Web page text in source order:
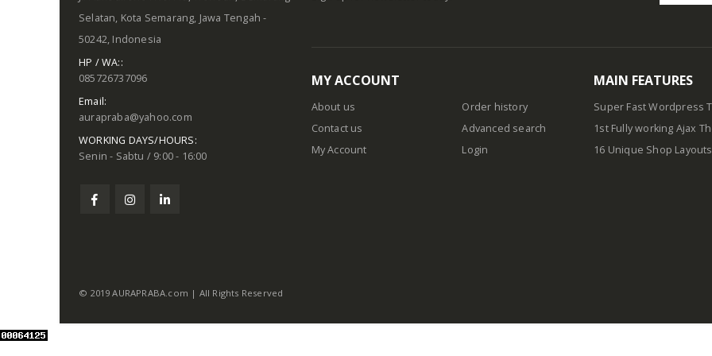
Selatan, Kota Semarang, Jawa Tengah -
50242, Indonesia
HP / WA::
085726737096
Email:
aurapraba@yahoo.com
WORKING DAYS/HOURS:
Senin - Sabtu / 9:00 - 16:00
MY ACCOUNT
About us
Contact us
My Account
Order history
Advanced search
Login
MAIN FEATURES
Super Fast Wordpress
1st Fully working Ajax
16 Unique Shop Layouts
© 2019 AURAPRABA.com | All Rights Reserved